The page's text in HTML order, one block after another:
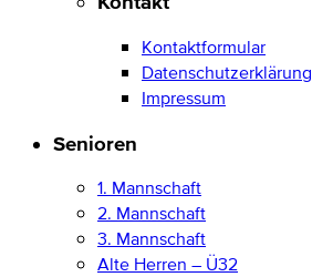
Kontaktformular
Datenschutzerklärung
Impressum
Senioren
1. Mannschaft
2. Mannschaft
3. Mannschaft
Alte Herren – Ü32